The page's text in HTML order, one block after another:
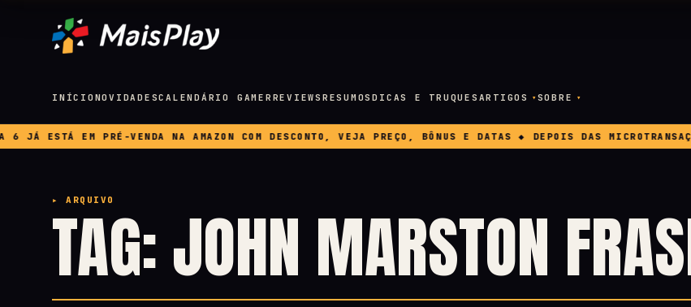
INÍCIO NOVIDADESCALENDÁRIO GAMER REVIEWS RESUMOSDICAS E TRUQUES ARTIGOS SOBRE
ESTÁ EM PRÉ-VENDA NA AMAZON COM DESCONTO, VEJA PREÇO, BÔNUS E DATAS ◆ DEPOIS DAS
▸ ARQUIVO
TAG: JOHN MARSTON